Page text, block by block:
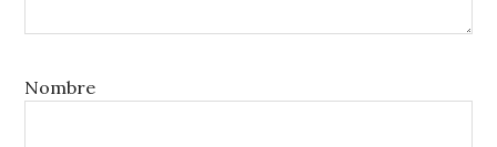
Nombre